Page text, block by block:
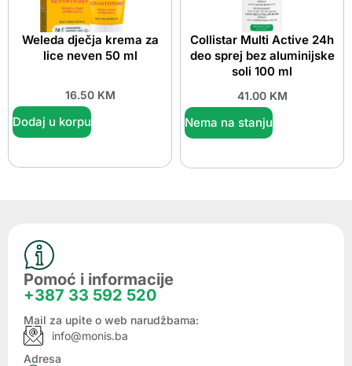
Weleda dječja krema za
lice neven 50 ml
16.50 KM
Dodaj u korpu
Collistar Multi Active 24h
deo sprej bez aluminijske
soli 100 ml
41.00 KM
Nema na stanju
Pomoć i informacije
+387 33 592 520
Mail za upite o web narudžbama:
info@monis.ba
Adresa